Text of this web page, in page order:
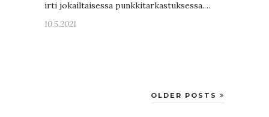
irti jokailtaisessa punkkitarkastuksessa.…
10.5.2021
OLDER POSTS